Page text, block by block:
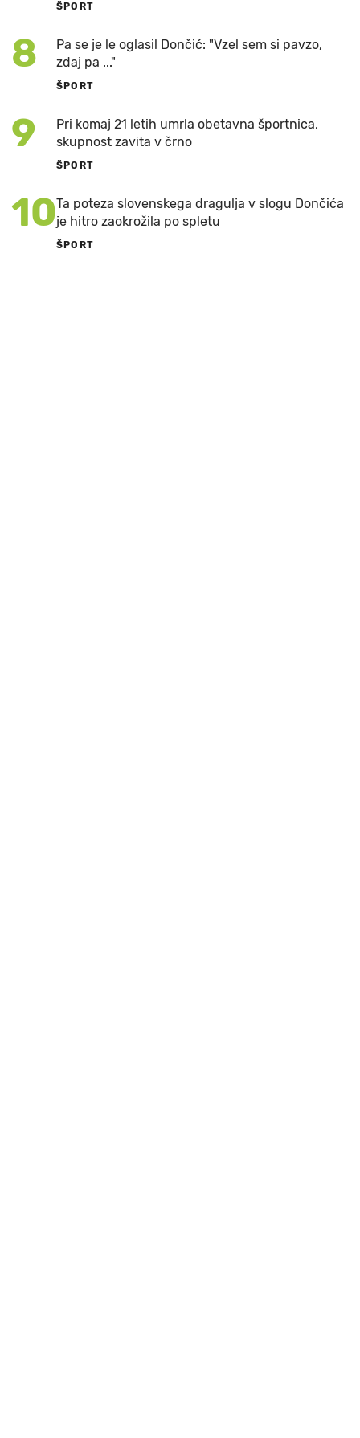
ŠPORT
8
Pa se je le oglasil Dončić: "Vzel sem si pavzo,
zdaj pa ..."
ŠPORT
9
Pri komaj 21 letih umrla obetavna športnica,
skupnost zavita v črno
ŠPORT
10Ta poteza slovenskega dragulja v slogu Dončića
je hitro zaokrožila po spletu
ŠPORT